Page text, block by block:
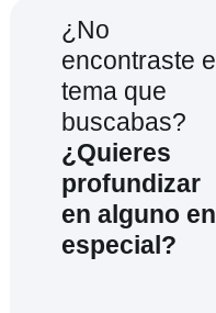
¿No
encontraste el
tema que
buscabas?
¿Quieres
profundizar
en alguno en
especial?